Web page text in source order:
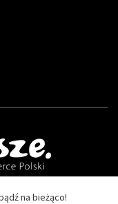
na bieżąco!